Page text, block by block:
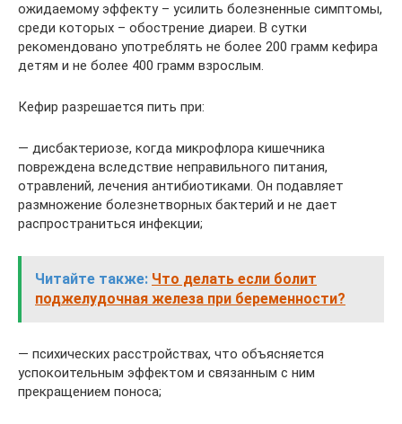
ожидаемому эффекту – усилить болезненные симптомы,
среди которых – обострение диареи. В сутки
рекомендовано употреблять не более 200 грамм кефира
детям и не более 400 грамм взрослым.
Кефир разрешается пить при:
— дисбактериозе, когда микрофлора кишечника
повреждена вследствие неправильного питания,
отравлений, лечения антибиотиками. Он подавляет
размножение болезнетворных бактерий и не дает
распространиться инфекции;
Читайте также: Что делать если болит
поджелудочная железа при беременности?
— психических расстройствах, что объясняется
успокоительным эффектом и связанным с ним
прекращением поноса;